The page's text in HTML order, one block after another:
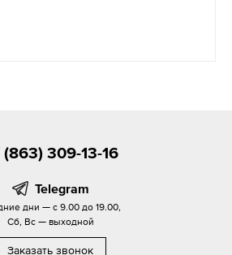
(863) 309-13-16
Telegram
дни — с 9.00 до 19.00,
Сб, Вс — выходной
Заказать звонок